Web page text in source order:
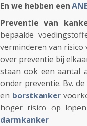
En we hebben een
Preventie van
bepaalde
verminderen van risico
over preventie bij
staan ook een aantal
onder preventie. Bv.
en borstkanker
hoger risico op
darmkanker